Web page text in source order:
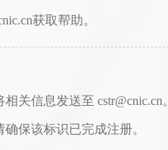
获取帮助。
关信息发送至 cstr@cnic.cn
保该标识已完成注册。